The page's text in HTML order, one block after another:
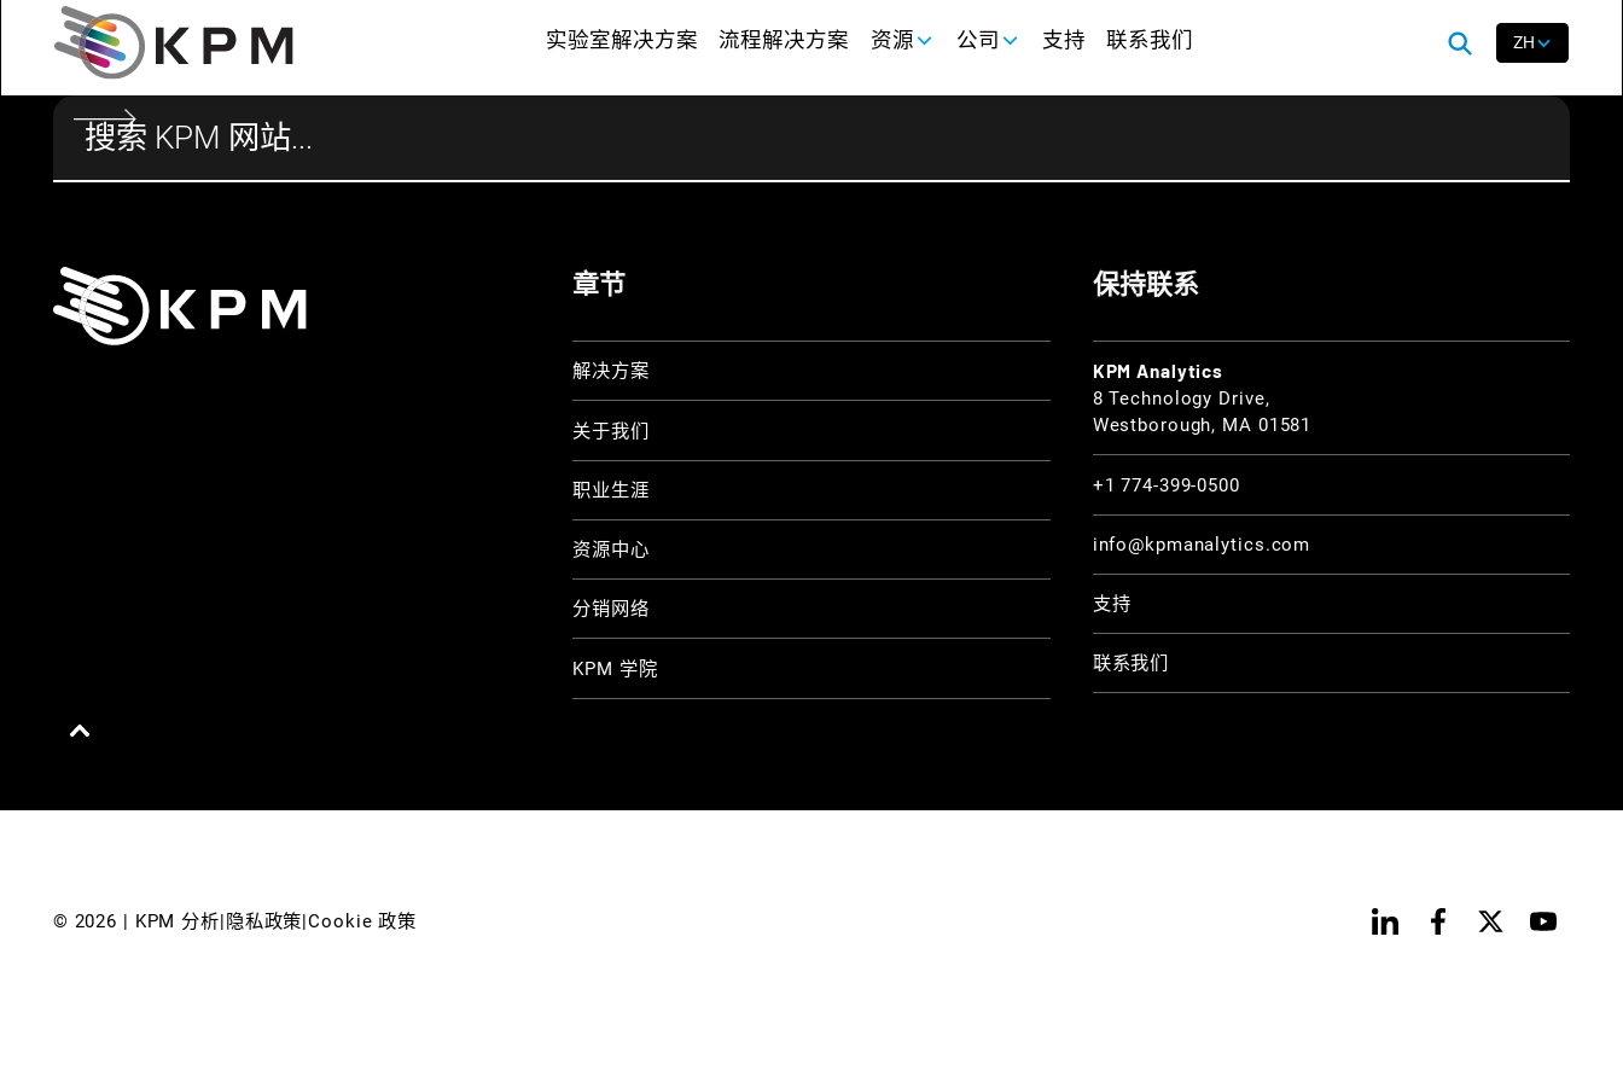
实验室解决方案 流程解决方案 资源 公司 支持 联系我们 ZH
章节
解决方案
关于我们
职业生涯
资源中心
分销网络
KPM 学院
保持联系
KPM Analytics
8 Technology Drive,
Westborough, MA 01581
+1 774-399-0500
info@kpmanalytics.com
支持
联系我们
© 2026 | KPM 分析| 隐私政策|Cookie 政策